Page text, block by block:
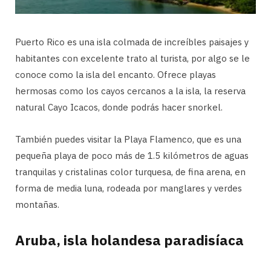
Puerto Rico es una isla colmada de increíbles paisajes y
habitantes con excelente trato al turista, por algo se le
conoce como la isla del encanto. Ofrece playas
hermosas como los cayos cercanos a la isla, la reserva
natural Cayo Icacos, donde podrás hacer snorkel.
También puedes visitar la Playa Flamenco, que es una
pequeña playa de poco más de 1.5 kilómetros de aguas
tranquilas y cristalinas color turquesa, de fina arena, en
forma de media luna, rodeada por manglares y verdes
montañas.
Aruba, isla holandesa paradisíaca